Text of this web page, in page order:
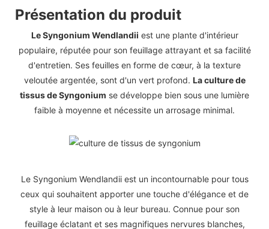
Présentation du produit
Le Syngonium Wendlandii est une plante d'intérieur
populaire, réputée pour son feuillage attrayant et sa facilité
d'entretien. Ses feuilles en forme de cœur, à la texture
veloutée argentée, sont d'un vert profond. La culture de
tissus de Syngonium se développe bien sous une lumière
faible à moyenne et nécessite un arrosage minimal.
Le Syngonium Wendlandii est un incontournable pour tous
ceux qui souhaitent apporter une touche d'élégance et de
style à leur maison ou à leur bureau. Connue pour son
feuillage éclatant et ses magnifiques nervures blanches,